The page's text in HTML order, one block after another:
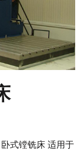
式镗铣床 适用于